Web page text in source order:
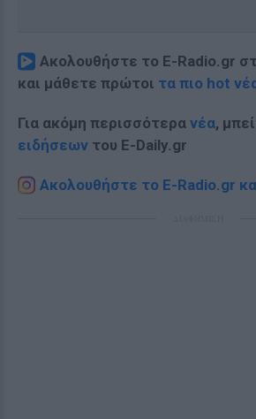
Ακολουθήστε το E-Radio.gr
και μάθετε πρώτοι τα πιο hot
Για ακόμη περισσότερα νέα,
ειδήσεων του E-Daily.gr
Ακολουθήστε το E-Radio.gr